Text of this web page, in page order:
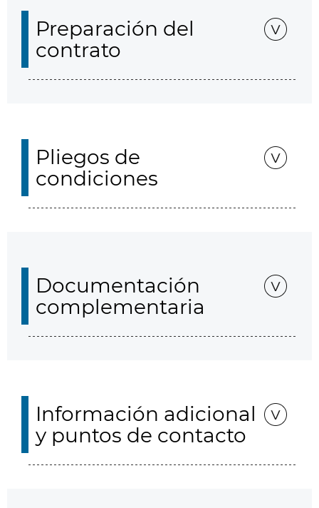
Preparación del
contrato
Pliegos de
condiciones
Documentación
complementaria
Información adicional
y puntos de contacto